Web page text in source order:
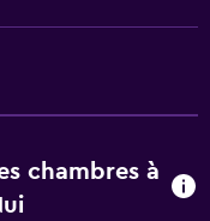
chambres à